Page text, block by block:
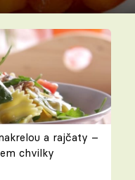
a rajčaty –
chvilky